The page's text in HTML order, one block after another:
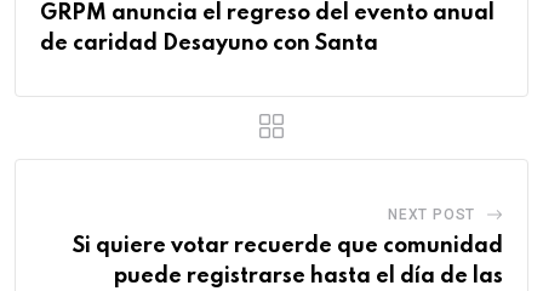
GRPM anuncia el regreso del evento anual
de caridad Desayuno con Santa
NEXT POST
Si quiere votar recuerde que comunidad
puede registrarse hasta el día de las